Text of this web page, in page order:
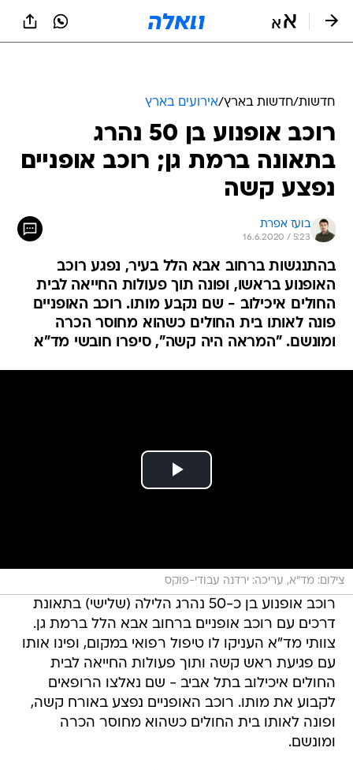
חדשות/חדשות בארץ/אירועים בארץ
רוכב אופנוע בן 50 נהרג
בתאונה ברמת גן; רוכב אופניים
נפצע קשה
בועז אפרת
16.6.2020 / 5:23
בהתנגשות ברחוב אבא הלל בעיר, נפגע רוכב
האופנוע בראשו, ופונה תוך פעולות החייאה לבית
החולים איכילוב - שם נקבע מותו. רוכב האופניים
פונה לאותו בית החולים כשהוא מחוסר הכרה
ומונשם. "המראה היה קשה", סיפרו חובשי מד"א
צילום: מד"א, עריכה: ירדנה עבודי-פוקס
רוכב אופנוע בן כ-50 נהרג הלילה (שלישי) בתאונת
דרכים עם רוכב אופניים ברחוב אבא הלל ברמת גן.
צוותי מד"א העניקו לו טיפול רפואי במקום, ופינו אותו
עם פגיעת ראש קשה ותוך פעולות החייאה לבית
החולים איכילוב בתל אביב - שם נאלצו הרופאים
לקבוע את מותו. רוכב האופניים נפצע באורח קשה,
ופונה לאותו בית החולים כשהוא מחוסר הכרה
ומונשם.